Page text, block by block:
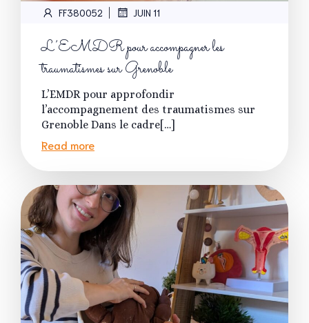
FF380052 | JUIN 11
L’EMDR pour accompagner les
traumatismes sur Grenoble
L’EMDR pour approfondir
l’accompagnement des traumatismes sur
Grenoble Dans le cadre[…]
Read more